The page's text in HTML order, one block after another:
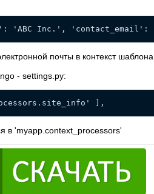
'ABC Inc.', 'contact_email':
почты в контекст шаблона
- settings.py:
],
в 'myapp.context_processors'